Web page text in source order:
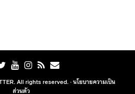
All rights reserved. ·นโยบายความเป็น
ส่วนตัว